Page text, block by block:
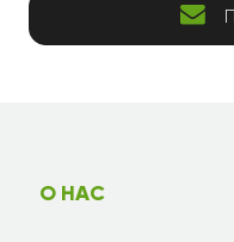
О НАС